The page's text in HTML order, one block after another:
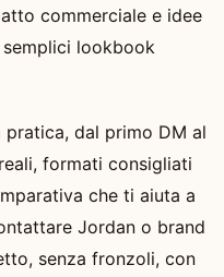
commerciale e idee
lookbook
dal primo DM al
formati consigliati
che ti aiuta a
Jordan o brand
senza fronzoli, con